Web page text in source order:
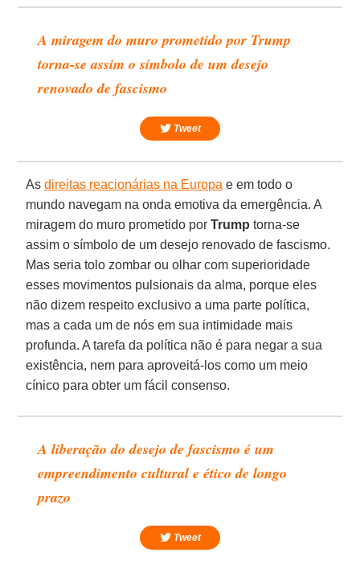
A miragem do muro prometido por Trump
torna-se assim o símbolo de um desejo
renovado de fascismo
Tweet
Asdireitas reacionárias na Europa e em todo o
mundo navegam na onda emotiva da emergência. A
miragem do muro prometido porTrump torna-se
assim o símbolo de um desejo renovado de fascismo.
Mas seria tolo zombar ou olhar com superioridade
esses movimentos pulsionais da alma, porque eles
não dizem respeito exclusivo a uma parte política,
mas a cada um de nós em sua intimidade mais
profunda. A tarefa da política não é para negar a sua
existência, nem para aproveitá-los como um meio
cínico para obter um fácil consenso.
A liberação do desejo de fascismo é um
empreendimento cultural e ético de longo
prazo
Tweet